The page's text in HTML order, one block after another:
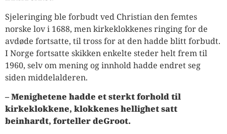
Sjeleringing ble forbudt ved Christian den femtes
norske lov i 1688, men kirkeklokkenes ringing for de
avdøde fortsatte, til tross for at den hadde blitt forbudt.
I Norge fortsatte skikken enkelte steder helt frem til
1960, selv om mening og innhold hadde endret seg
siden middelalderen.
– Menighetene hadde et sterkt forhold til
kirkeklokkene, klokkenes hellighet satt
beinhardt, forteller deGroot.